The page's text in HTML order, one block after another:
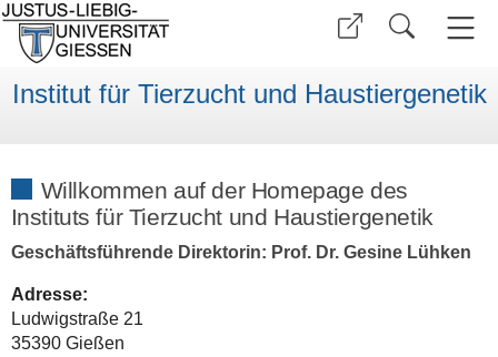
Institut für Tierzucht und Haustiergenetik
Willkommen auf der Homepage des
Instituts für Tierzucht und Haustiergenetik
Geschäftsführende Direktorin: Prof. Dr. Gesine Lühken
Adresse:
Ludwigstraße 21
35390 Gießen